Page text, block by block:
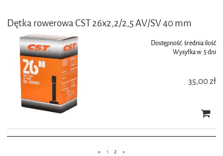
Dętka rowerowa CST 26x2,2/2,5 AV/SV 40 mm
Dostępność:średnia ilość
Wysyłka w:5 dni
35,00 zł
« 1 2 »